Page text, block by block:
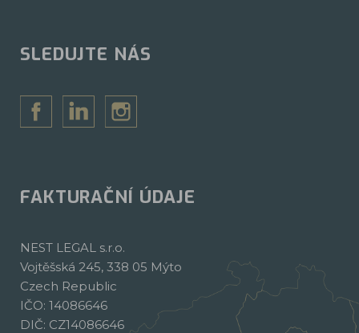
SLEDUJTE NÁS
FAKTURAČNÍ ÚDAJE
NEST LEGAL s.r.o.
Vojtěšská 245, 338 05 Mýto
Czech Republic
IČO: 14086646
DIČ: CZ14086646